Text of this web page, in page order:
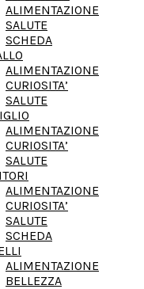
ALIMENTAZIONE
SALUTE
SCHEDA
ALIMENTAZIONE
CURIOSITA’
SALUTE
ALIMENTAZIONE
CURIOSITA’
SALUTE
ALIMENTAZIONE
CURIOSITA’
SALUTE
SCHEDA
ALIMENTAZIONE
BELLEZZA